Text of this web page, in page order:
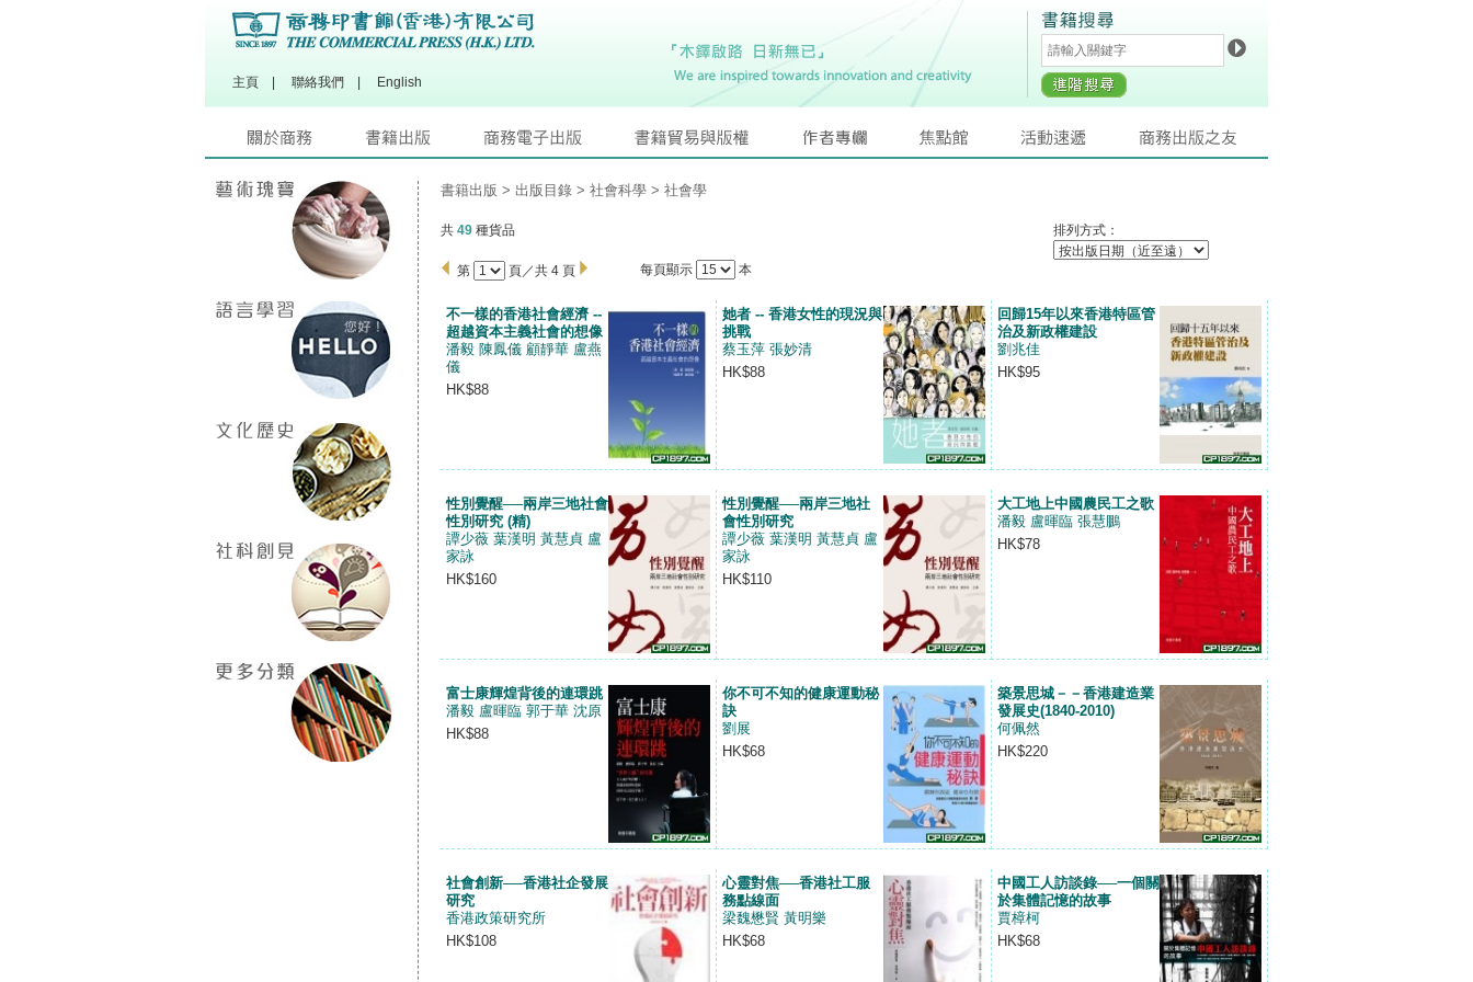
主頁 聯絡我們 English
書籍出版 > 出版目錄 > 社會科學 > 社會學
共 49 種貨品 排列方式：
第 頁／共 4 頁 每頁顯示 本
不一樣的香港社會經濟 --
超越資本主義社會的想像
潘毅 陳鳳儀 顧靜華 盧燕
儀
HK$88
她者 -- 香港女性的現況與
挑戰
蔡玉萍 張妙清
HK$88
回歸15年以來香港特區管
治及新政權建設
劉兆佳
HK$95
性別覺醒──兩岸三地社會
性別研究 (精)
譚少薇 葉漢明 黃慧貞 盧
家詠
HK$160
性別覺醒──兩岸三地社
會性別研究
譚少薇 葉漢明 黃慧貞 盧
家詠
HK$110
大工地上中國農民工之歌
潘毅 盧暉臨 張慧鵬
HK$78
富士康輝煌背後的連環跳
潘毅 盧暉臨 郭于華 沈原
HK$88
你不可不知的健康運動秘
訣
劉展
HK$68
築景思城－－香港建造業
發展史(1840-2010)
何佩然
HK$220
社會創新──香港社企發展
研究
香港政策研究所
HK$108
心靈對焦──香港社工服
務點線面
梁魏懋賢 黃明樂
HK$68
中國工人訪談錄──一個關
於集體記憶的故事
賈樟柯
HK$68